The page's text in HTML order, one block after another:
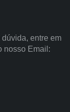
entre em
nosso Email: